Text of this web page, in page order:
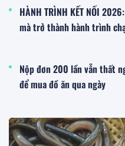
HÀNH TRÌNH KẾT NỐI
mà trở thành hành trình
Nộp đơn 200 lần vẫn thất
để mua đồ ăn qua ngày